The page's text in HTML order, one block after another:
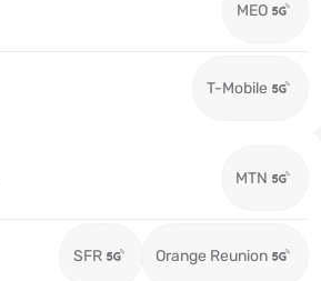
MEO
T-Mobile
MTN
SFR Orange Reunion